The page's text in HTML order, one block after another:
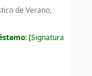
de Verano,
Signatura